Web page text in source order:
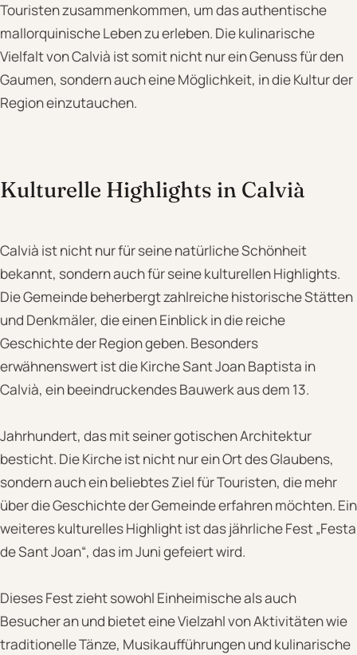
Touristen zusammenkommen, um das authentische
mallorquinische Leben zu erleben. Die kulinarische
Vielfalt von Calvià ist somit nicht nur ein Genuss für den
Gaumen, sondern auch eine Möglichkeit, in die Kultur der
Region einzutauchen.
Kulturelle Highlights in Calvià
Calvià ist nicht nur für seine natürliche Schönheit
bekannt, sondern auch für seine kulturellen Highlights.
Die Gemeinde beherbergt zahlreiche historische Stätten
und Denkmäler, die einen Einblick in die reiche
Geschichte der Region geben. Besonders
erwähnenswert ist die Kirche Sant Joan Baptista in
Calvià, ein beeindruckendes Bauwerk aus dem 13.
Jahrhundert, das mit seiner gotischen Architektur
besticht. Die Kirche ist nicht nur ein Ort des Glaubens,
sondern auch ein beliebtes Ziel für Touristen, die mehr
über die Geschichte der Gemeinde erfahren möchten. Ein
weiteres kulturelles Highlight ist das jährliche Fest „Festa
de Sant Joan“, das im Juni gefeiert wird.
Dieses Fest zieht sowohl Einheimische als auch
Besucher an und bietet eine Vielzahl von Aktivitäten wie
traditionelle Tänze, Musikaufführungen und kulinarische